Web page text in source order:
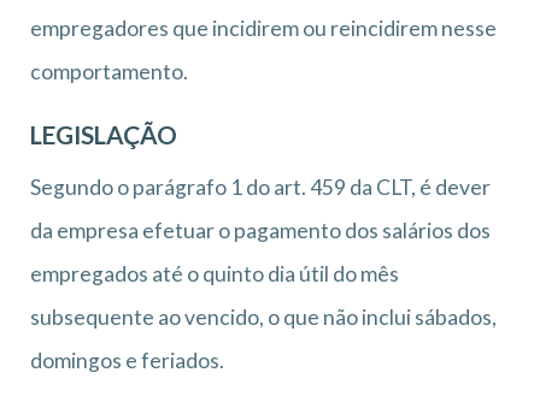
empregadores que incidirem ou reincidirem nesse
comportamento.
LEGISLAÇÃO
Segundo o parágrafo 1 do art. 459 da CLT, é dever
da empresa efetuar o pagamento dos salários dos
empregados até o quinto dia útil do mês
subsequente ao vencido, o que não inclui sábados,
domingos e feriados.